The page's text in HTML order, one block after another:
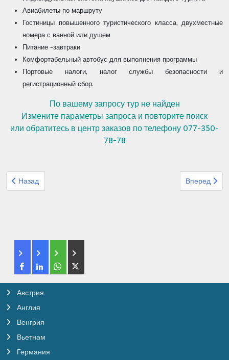
Авиабилеты по маршруту
Гостиницы повышенного туристического класса, двухместные
номера с ванной или душем
Питание -завтраки
Комфортабельный автобус для выполнения программы
Портовые налоги, налог службы безопасности и
регистрационный сбор.
По вашему запросу тур не найден
Измените параметры запроса и повторите поиск
или обратитесь в центр заказов по телефону 077-350-
78-78
Предыдущий: Организованный тур из Израиля Натур Франция
Назад Следующий:
Вперед
Австрия
Англия
Венгрия
Вьетнам
Германия